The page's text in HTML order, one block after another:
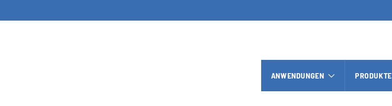
ANWENDUNGEN PRODUKTE